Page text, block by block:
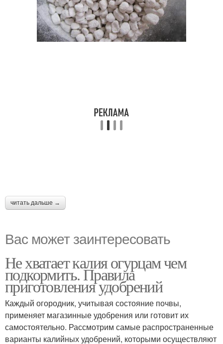
читать дальше →
Вас может заинтересовать
Не хватает калия огурцам чем
подкормить. Правила
приготовления удобрений
Каждый огородник, учитывая состояние почвы,
применяет магазинные удобрения или готовит их
самостоятельно. Рассмотрим самые распространенные
варианты калийных удобрений, которыми осуществляют